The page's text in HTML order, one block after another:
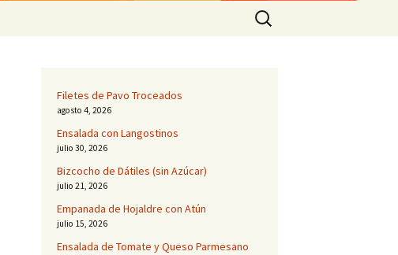
Buscar:
Filetes de Pavo Troceados
agosto 4, 2026
Ensalada con Langostinos
julio 30, 2026
Bizcocho de Dátiles (sin Azúcar)
julio 21, 2026
Empanada de Hojaldre con Atún
julio 15, 2026
Ensalada de Tomate y Queso Parmesano